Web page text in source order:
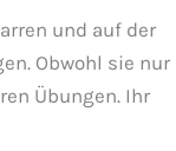
und auf der
Obwohl sie nur
Übungen. Ihr